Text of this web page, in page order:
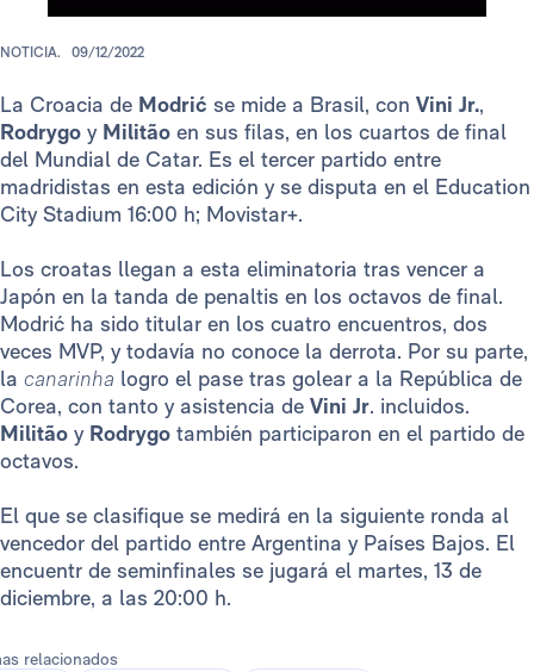
NOTICIA. 09/12/2022
La Croacia de Modrić se mide a Brasil, con Vini Jr.,
Rodrygo y Militão en sus filas, en los cuartos de final
del Mundial de Catar. Es el tercer partido entre
madridistas en esta edición y se disputa en el Education
City Stadium 16:00 h; Movistar+.
Los croatas llegan a esta eliminatoria tras vencer a
Japón en la tanda de penaltis en los octavos de final.
Modrić ha sido titular en los cuatro encuentros, dos
veces MVP, y todavía no conoce la derrota. Por su parte,
la canarinha logro el pase tras golear a la República de
Corea, con tanto y asistencia de Vini Jr. incluidos.
Militão yRodrygo también participaron en el partido de
octavos.
El que se clasifique se medirá en la siguiente ronda al
vencedor del partido entre Argentina y Países Bajos. El
encuentr de seminfinales se jugará el martes, 13 de
diciembre, a las 20:00 h.
relacionados